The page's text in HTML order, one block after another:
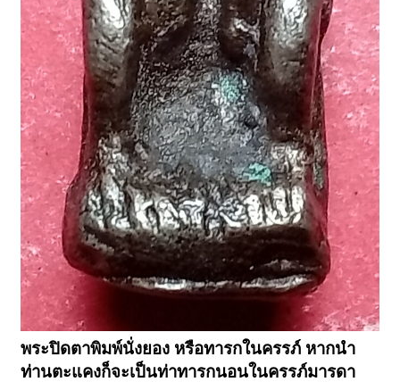
พระปิดตาพิมพ์นั่งยอง หรือทารกในครรภ์ หากนำ
ท่านตะแคงก็จะเป็นท่าทารกนอนในครรภ์มารดา